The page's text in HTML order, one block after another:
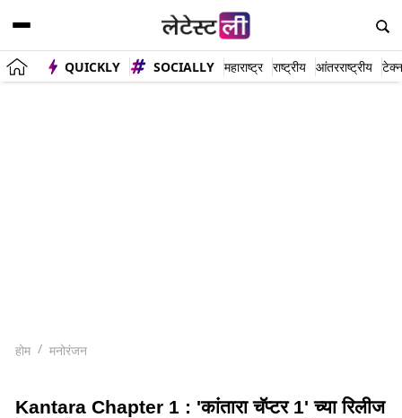
QUICKLY SOCIALLY महाराष्ट्र राष्ट्रीय आंतरराष्ट्रीय
होम मनोरंजन
Kantara Chapter 1 : 'कांतारा चॅप्टर 1' च्या रिलीज